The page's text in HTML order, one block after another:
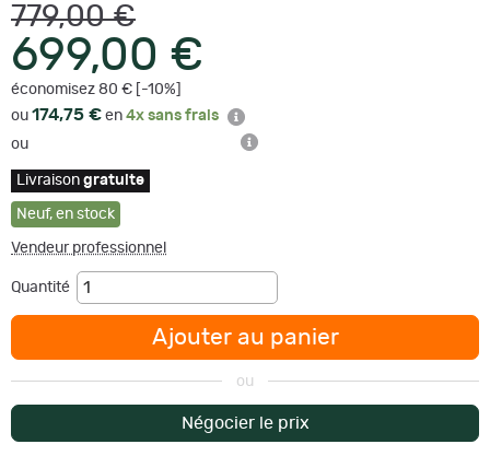
779,00 €
699,00 €
économisez 80 € [-10%]
ou 174,75 € en 4x sans frais
ou
Livraison gratuite
Neuf, en stock
Vendeur professionnel
Quantité
Ajouter au panier
ou
Négocier le prix